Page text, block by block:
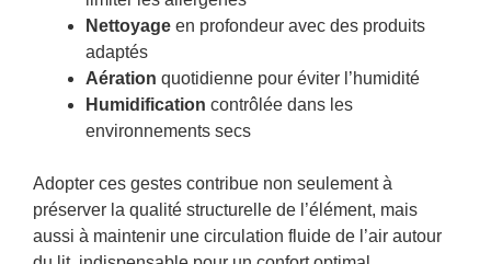
Nettoyage en profondeur avec des produits
adaptés
Aération quotidienne pour éviter l’humidité
Humidification contrôlée dans les
environnements secs
Adopter ces gestes contribue non seulement à
préserver la qualité structurelle de l’élément, mais
aussi à maintenir une circulation fluide de l’air autour